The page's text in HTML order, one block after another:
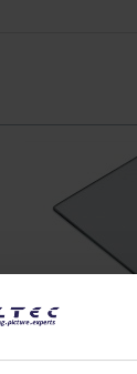
Tiffen 4x4" Black